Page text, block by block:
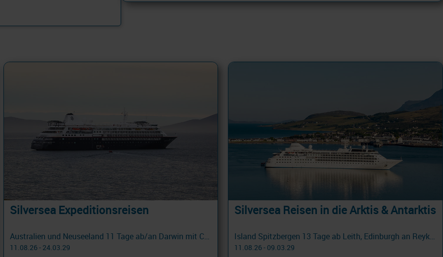
Silversea Expeditionsreisen
Australien und Neuseeland 11 Tage ab/an Darwin mit Cashback
11.08.26 - 24.03.29
Silversea Reisen in die Arktis & Antarktis
Island Spitzbergen 13 Tage ab Leith, Edinburgh an Reykjavik mit Cashback
11.08.26 - 09.03.29